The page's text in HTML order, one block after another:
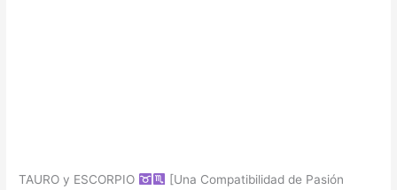
TAURO y ESCORPIO [Una Compatibilidad de Pasión